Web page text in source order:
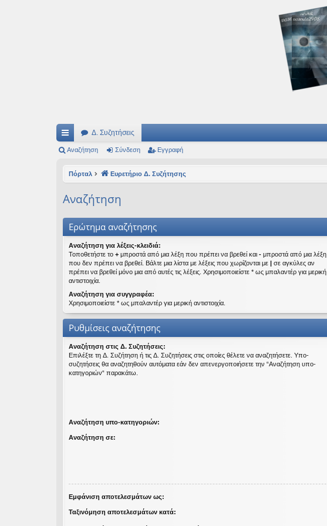
Αυτός ο τόπος φιλοδοξεί να ανοίγει μονοπάτια για τα συναρπαστικά και όμορφα ταξίδια του νού...
ρή
ς
συ
νδ
εις
Δ. Συζητήσεις
Αναζήτηση Σύνδεση Εγγραφή
Πόρταλ Ευρετήριο Δ. Συζήτησης
Αναζήτηση
Ερώτημα αναζήτησης
Αναζήτηση για λέξεις-κλειδιά:
Τοποθετήστε το + μπροστά από μια λέξη που πρέπει να βρεθεί και - μπροστά από μια λέξη
που δεν πρέπει να βρεθεί. Βάλτε μια λίστα με λέξεις που χωρίζονται με | σε αγκύλες αν
πρέπει να βρεθεί μόνο μια από αυτές τις λέξεις. Χρησιμοποιείστε * ως μπαλαντέρ για μερική
αντιστοιχία.
Αναζήτηση για συγγραφέα:
Χρησιμοποιείστε * ως μπαλαντέρ για μερική αντιστοιχία.
Ρυθμίσεις αναζήτησης
Αναζήτηση στις Δ. Συζητήσεις:
Επιλέξτε τη Δ. Συζήτηση ή τις Δ. Συζητήσεις στις οποίες θέλετε να αναζητήσετε. Υπο-
συζητήσεις θα αναζητηθούν αυτόματα εάν δεν απενεργοποιήσετε την “Αναζήτηση υπο-
κατηγοριών“ παρακάτω.
Αναζήτηση υπο-κατηγοριών:
Αναζήτηση σε:
Εμφάνιση αποτελεσμάτων ως:
Ταξινόμηση αποτελεσμάτων κατά: